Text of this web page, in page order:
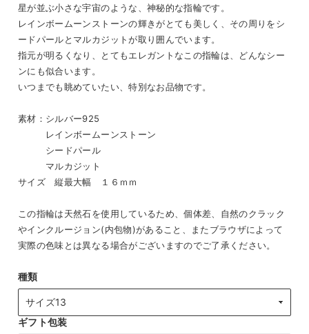
星が並ぶ小さな宇宙のような、神秘的な指輪です。
レインボームーンストーンの輝きがとても美しく、その周りをシ
ードパールとマルカジットが取り囲んでいます。
指元が明るくなり、とてもエレガントなこの指輪は、どんなシー
ンにも似合います。
いつまでも眺めていたい、特別なお品物です。
素材：シルバー925
レインボームーンストーン
シードパール
マルカジット
サイズ 縦最大幅 １６ｍｍ
この指輪は天然石を使用しているため、個体差、自然のクラック
やインクルージョン(内包物)があること、またブラウザによって
実際の色味とは異なる場合がございますのでご了承ください。
種類
ギフト包装